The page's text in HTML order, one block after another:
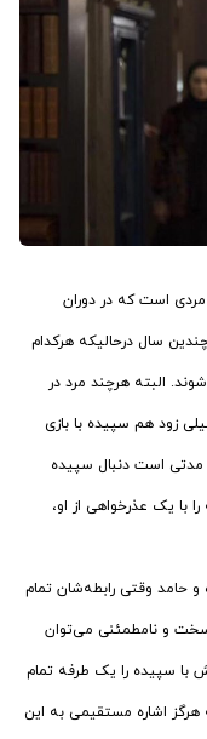
مردی است که در دوران
سال درحالیکه هرکدام
البته هرچند مرد در
زود هم سپیده با بازی
مدتی است دنبال سپیده
با یک عذرخواهی از او،
حامد وقتی رابطه‌شان تمام
و نامطمئنی می‌توان
با سپیده را یک طرفه تمام
اشاره مستقیمی به این